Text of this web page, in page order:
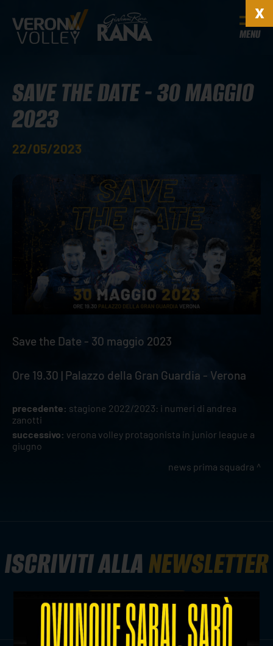
MENU
SAVE THE DATE - 30 MAGGIO
2023
22/05/2023
Save the Date - 30 maggio 2023
Ore 19.30 | Palazzo della Gran Guardia - Verona
precedente: stagione 2022/2023: i numeri di andrea
zanotti
successivo: verona volley protagonista in junior league a
giugno
news prima squadra
ISCRIVITI ALLANEWSLETTER
ISCRIVITI ORA